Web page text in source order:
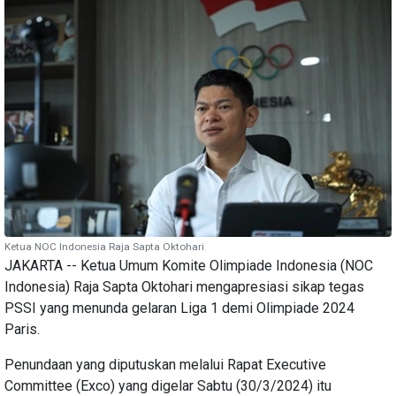
Ketua NOC Indonesia Raja Sapta Oktohari
JAKARTA -- Ketua Umum Komite Olimpiade Indonesia (NOC
Indonesia) Raja Sapta Oktohari mengapresiasi sikap tegas
PSSI yang menunda gelaran Liga 1 demi Olimpiade 2024
Paris.
Penundaan yang diputuskan melalui Rapat Executive
Committee (Exco) yang digelar Sabtu (30/3/2024) itu